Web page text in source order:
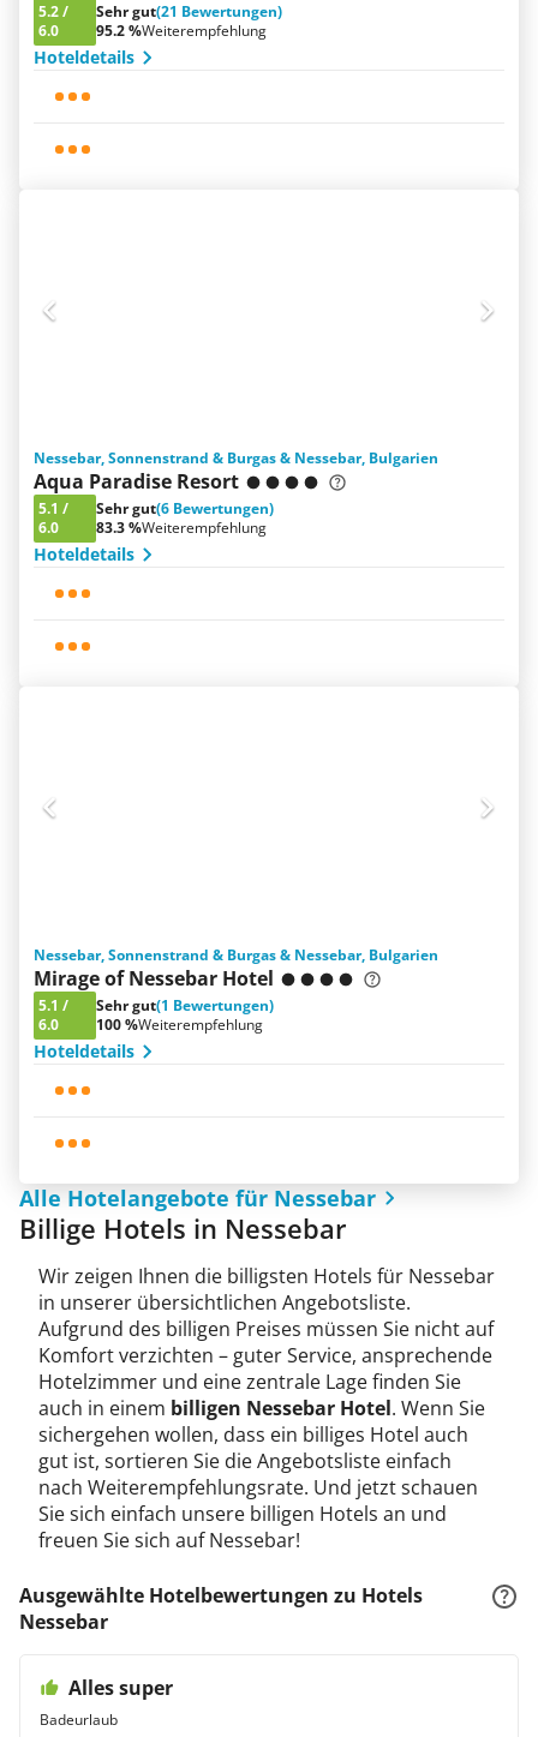
5.2/
6.0
Sehr gut(21 Bewertungen)
95.2 %Weiterempfehlung
Hoteldetails
Nessebar, Sonnenstrand & Burgas & Nessebar, Bulgarien
Aqua Paradise Resort
5.1 /
6.0
Sehr gut(6 Bewertungen)
83.3 %Weiterempfehlung
Hoteldetails
Nessebar, Sonnenstrand & Burgas & Nessebar, Bulgarien
Mirage of Nessebar Hotel
5.1 /
6.0
Sehr gut(1 Bewertungen)
100 %Weiterempfehlung
Hoteldetails
Alle Hotelangebote für Nessebar
Billige Hotels in Nessebar
Wir zeigen Ihnen die billigsten Hotels für Nessebar
in unserer übersichtlichen Angebotsliste.
Aufgrund des billigen Preises müssen Sie nicht auf
Komfort verzichten – guter Service, ansprechende
Hotelzimmer und eine zentrale Lage finden Sie
auch in einem billigen Nessebar Hotel. Wenn Sie
sichergehen wollen, dass ein billiges Hotel auch
gut ist, sortieren Sie die Angebotsliste einfach
nach Weiterempfehlungsrate. Und jetzt schauen
Sie sich einfach unsere billigen Hotels an und
freuen Sie sich auf Nessebar!
Ausgewählte Hotelbewertungen zu Hotels
Nessebar
Alles super
Badeurlaub